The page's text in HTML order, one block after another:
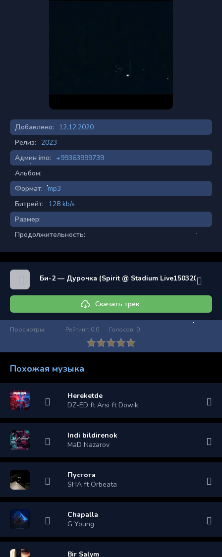
Добавлено:
12.12.2020
Релиз:
2023
Админ imo:
+99363999739
Альбом:
Формат: mp3
Битрейт:
128 kb/s
Размер:
Продолжительность:
Би-2 — Дурочка (Spirit @ Stadium Live15032013 г)
Скачать трек
Просмотры: Рейтинг: 0.0 Голосов: 0
Похожая музыка
Hereketde
DZ-ED ft Arsi ft Dowik
Indi bildirenok
MaD Nazarov
Пустота
SHA ft Orbeata
Chapalla
G Young
Bir Salym